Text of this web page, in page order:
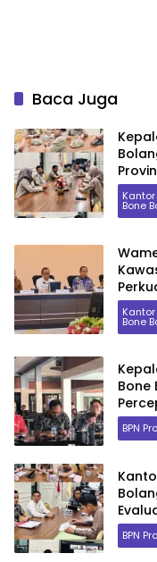
Baca Juga
dan
Bone
Bone
Bone
BPN
BPN